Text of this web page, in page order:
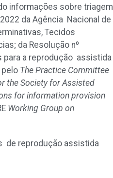
informações sobre triagem
da Agência Nacional de
Tecidos
da Resolução nº
para a reprodução assistida
The Practice Committee
the Society for Assisted
for information provision
Working Group on
de reprodução assistida